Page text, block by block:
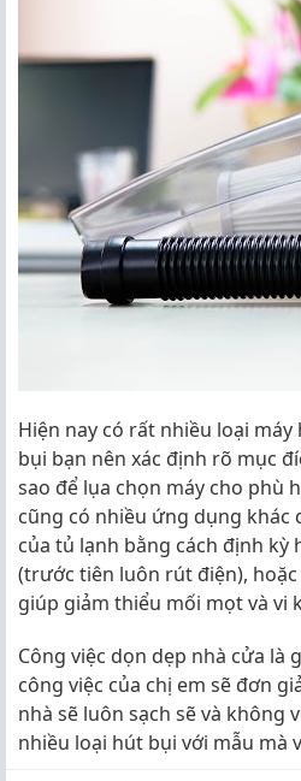
Hiện nay có rất nhiều loại
bụi bạn nên xác định rõ mục
sao để lụa chọn máy cho phù
cũng có nhiều ứng dụng khác
của tủ lạnh bằng cách định
(trước tiên luôn rút điện),
giúp giảm thiểu mối mọt và vi
Công việc dọn dẹp nhà cửa là
công việc của chị em sẽ đơn
nhà sẽ luôn sạch sẽ và
nhiều loại hút bụi với mẫu mà